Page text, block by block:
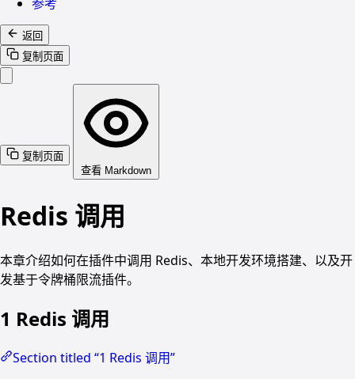
返回
复制页面
复制页面
查看 Markdown
Redis 调用
本章介绍如何在插件中调用 Redis、本地开发环境搭建、以及开
发基于令牌桶限流插件。
1 Redis 调用
Section titled “1 Redis 调用”